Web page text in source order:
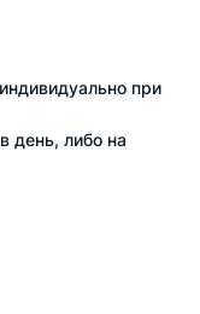
при
день, либо на